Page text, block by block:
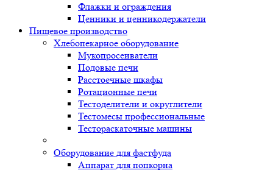
Флажки и ограждения
Ценники и ценникодержатели
Пищевое производство
Хлебопекарное оборудование
Мукопросеиватели
Подовые печи
Расстоечные шкафы
Ротационные печи
Тестоделители и округлители
Тестомесы профессиональные
Тестораскаточные машины
Оборудование для фастфуда
Аппарат для попкорна